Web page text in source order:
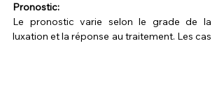
Pronostic:
Le pronostic varie selon le grade de la
luxation et la réponse au traitement. Les cas